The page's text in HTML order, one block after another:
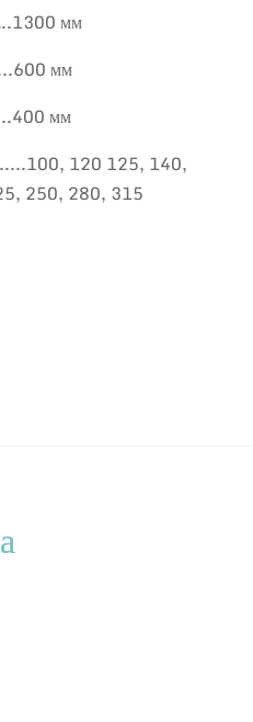
мм
мм
мм
120 125, 140,
250, 280, 315